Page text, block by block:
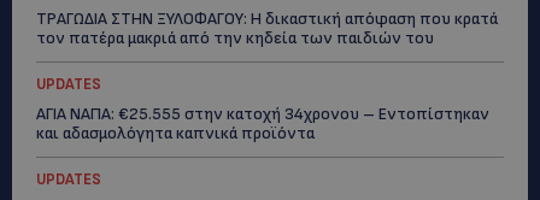
ΤΡΑΓΩΔΙΑ ΣΤΗΝ ΞΥΛΟΦΑΓΟΥ: Η δικαστική απόφαση που κρατά
τον πατέρα μακριά από την κηδεία των παιδιών του
UPDATES
ΑΓΙΑ ΝΑΠΑ: €25.555 στην κατοχή 34χρονου – Εντοπίστηκαν
και αδασμολόγητα καπνικά προϊόντα
UPDATES